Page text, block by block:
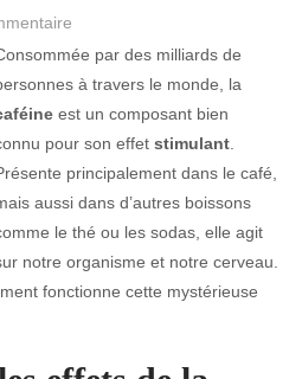
par des milliards de
à travers le monde, la
est un composant bien
pour son effet stimulant.
principalement dans le café,
aussi dans d’autres boissons
le thé ou les sodas, elle agit
notre organisme et notre cerveau.
fonctionne cette mystérieuse